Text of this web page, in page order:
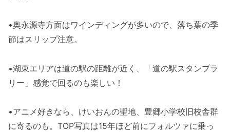
•奥永源寺方面はワインディングが多いので、落ち葉の季
節はスリップ注意。
•湖東エリアは道の駅の距離が近く、「道の駅スタンプラ
リー」感覚で回るのも楽しい！
•アニメ好きなら、けいおんの聖地、豊郷小学校旧校舎群
に寄るのも。TOP写真は15年ほど前にフォルツァに乗っ